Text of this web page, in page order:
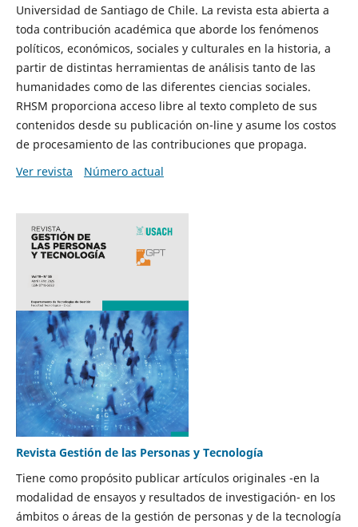
Universidad de Santiago de Chile. La revista esta abierta a
toda contribución académica que aborde los fenómenos
políticos, económicos, sociales y culturales en la historia, a
partir de distintas herramientas de análisis tanto de las
humanidades como de las diferentes ciencias sociales.
RHSM proporciona acceso libre al texto completo de sus
contenidos desde su publicación on-line y asume los costos
de procesamiento de las contribuciones que propaga.
Ver revista
Número actual
Revista Gestión de las Personas y Tecnología
Tiene como propósito publicar artículos originales -en la
modalidad de ensayos y resultados de investigación- en los
ámbitos o áreas de la gestión de personas y de la tecnología